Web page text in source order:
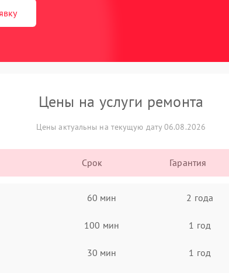
Цены на услуги ремонта
Цены актуальны на текущую дату 06.08.2026
Срок Гарантия
60 мин 2 года
100 мин 1 год
30 мин 1 год